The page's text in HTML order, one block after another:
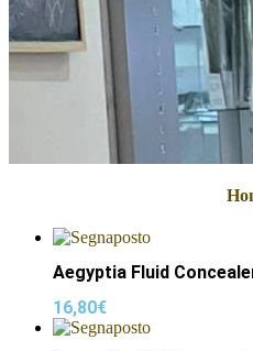
Aegyptia Fluid
16,80€